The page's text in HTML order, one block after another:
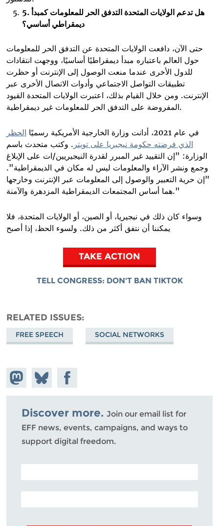
5. هل تدعم الولايات المتحدة التدفق الحر للمعلومات كمبدأ
ديمقراطي أساسي؟
حتى الآن، دافعت الولايات المتحدة عن التدفق الحر للمعلومات
حول العالم باعتباره مبدأ ديمقراطيًا أساسيًا، ووجهت انتقادات
للدول الأخرى عندما منعت الوصول إلى الإنترنت أو حظرت
تطبيقات التواصل الاجتماعي وأدوات الاتصال الأخرى عبر
الإنترنت. ومن خلال القيام بذلك، اعتبرت الولايات المتحدة القيود
المفروضة على التدفق الحر للمعلومات غير ديمقراطية.
في عام 2021، أدانت وزارة الخارجية الأمريكية رسميًا
الحظر
الذي فرضته حكومة نيجيريا على تويتر . وكتب متحدث باسم
الوزارة: "إن التقييد غير المبرر لقدرة النيجيريين/ات على الإبلاغ
وجمع ونشر الآراء والمعلومات ليس له مكان في الديمقراطية".
"إن حرية التعبير والوصول إلى المعلومات عبر الإنترنت وخارجها
هما أساس المجتمعات الديمقراطية المزدهرة والآمنة."
وسواء كان ذلك في نيجيريا، أو الصين، أو الولايات المتحدة، فلا
يمكننا أن نتفق أكثر من ذلك. ولسوء الحظ، إذا أصبح
TAKE ACTION
TELL CONGRESS: DON'T BAN TIKTOK
RELATED ISSUES
FREE SPEECH SOCIAL NETWORKS
Share on
Mastodon
Share
on
Bluesky
Share on
Facebook
Discover more. Join our email list for
EFF news, events, campaigns, and ways to
support digital freedom.
POSTAL CODE (OPTIONAL)
EMAIL ADDRESS